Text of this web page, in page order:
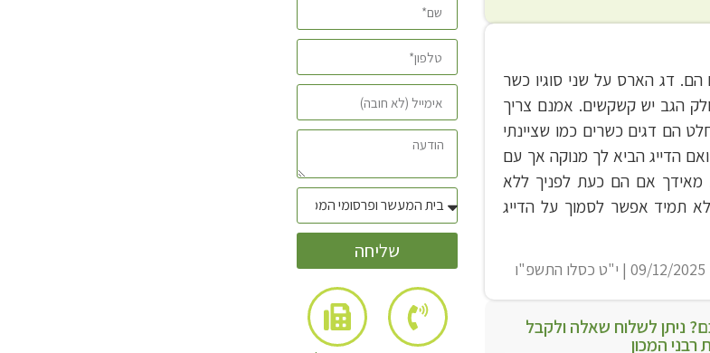
דג הארס על שני סוגיו כשר
הגב יש קשקשים. אמנם צריך
הם דגים כשרים כמו שציינתי
הדייג הביא לך מנוקה אך עם
מאידך אם הם כעת לפניך ללא
תמיד אפשר לסמוך על הדייג
09/12/2025 | י"ט כסלו התשפ"ו
ניתן לשלוח שאלה ולקבל
המכון
שליחה